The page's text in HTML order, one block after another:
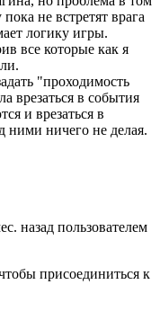
не встретят врага
логику игры.
все которые как я
"проходимость
врезаться в события
и врезаться в
ними ничего не делая.
назад пользователем
присоединиться к